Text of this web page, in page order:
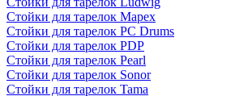
Стойки для тарелок Mapex
Стойки для тарелок PC Drums
Стойки для тарелок PDP
Стойки для тарелок Pearl
Стойки для тарелок Sonor
Стойки для тарелок Tama